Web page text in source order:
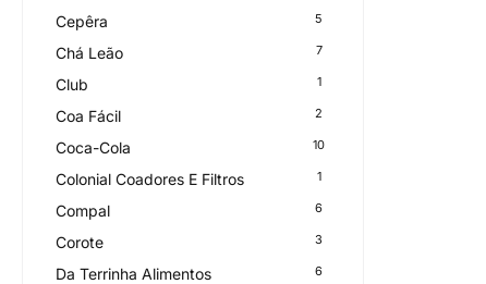
Cepêra 5
Chá Leão 7
Club 1
Coa Fácil 2
Coca-Cola 10
Colonial Coadores E Filtros 1
Compal 6
Corote 3
Da Terrinha Alimentos 6